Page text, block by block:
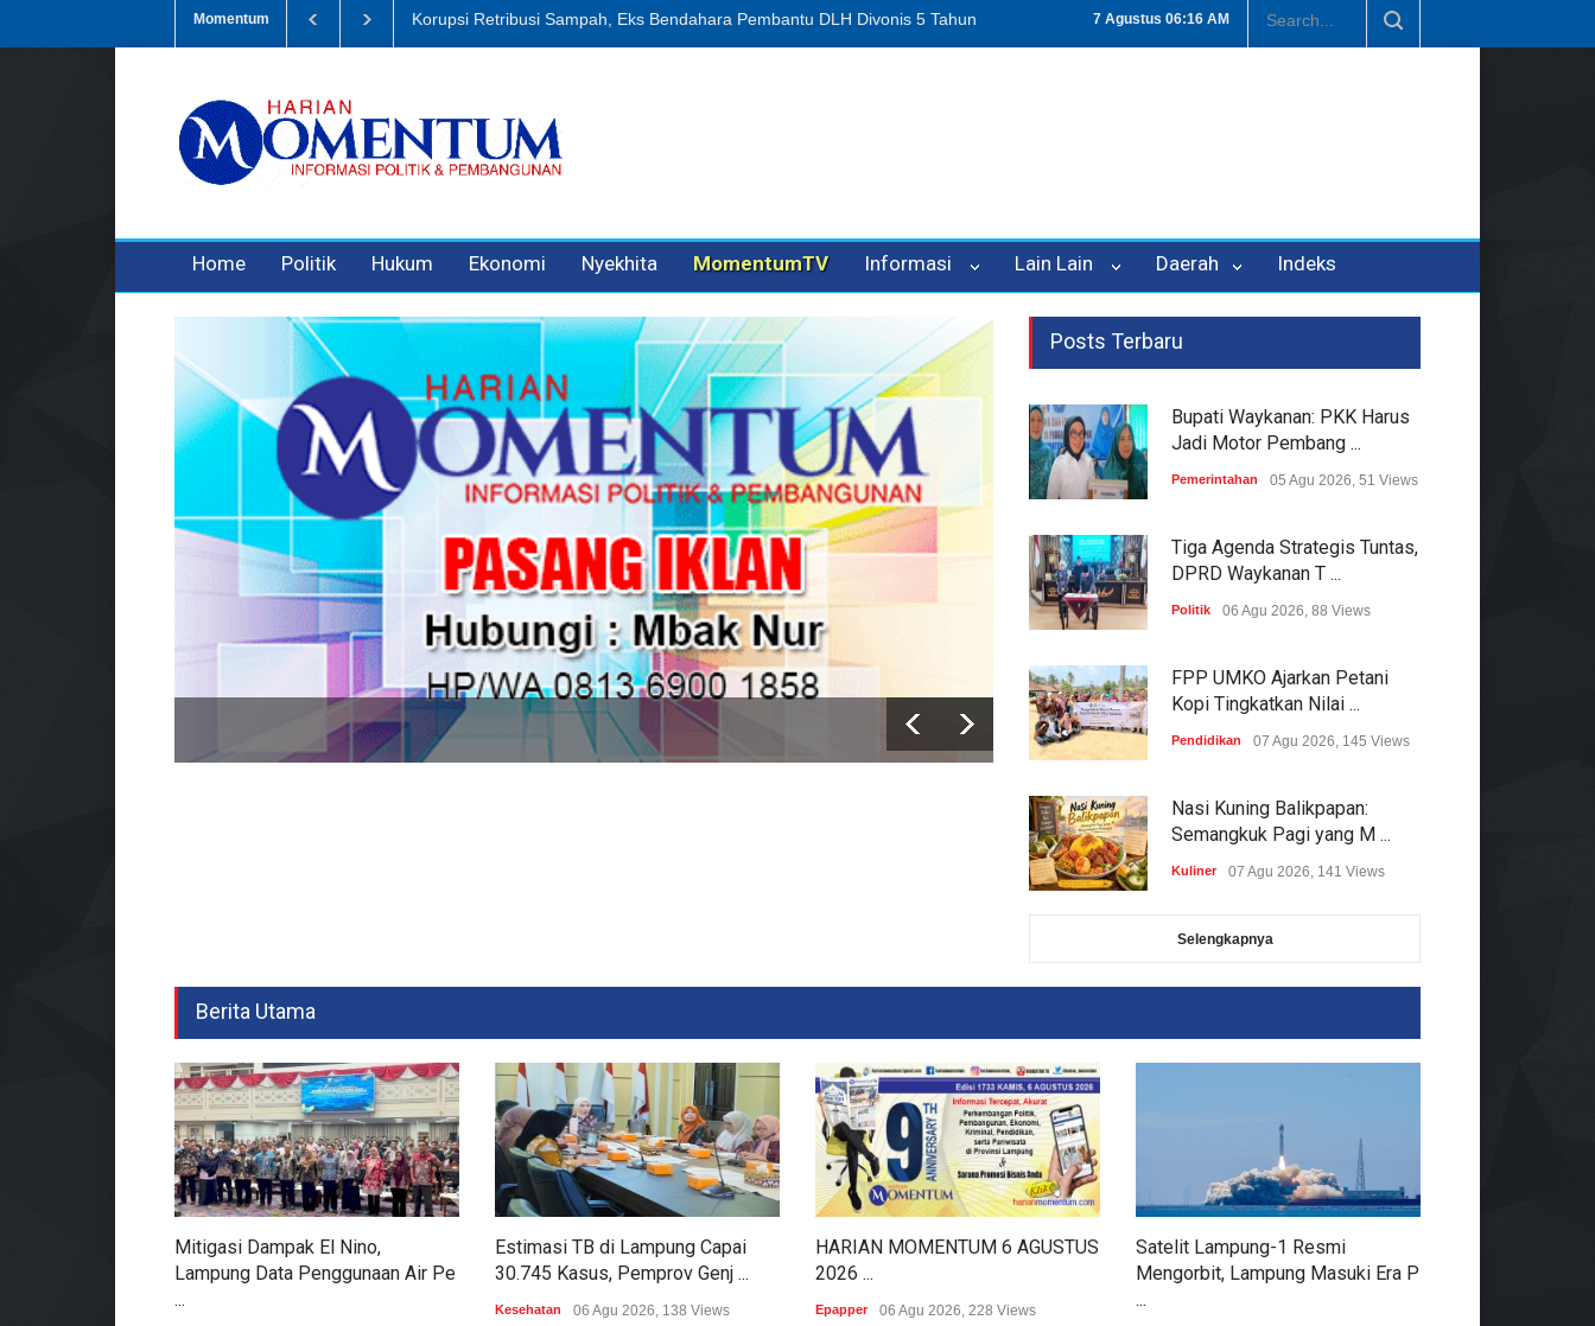
7 Agustus 06:16 AM
Momentum Dugaan Penipuan Oleh Oknum Kadis, Kuasa Hukum Pelapor Desak Polisi Tetapkan P-21 Tembus Rp1,6 Triliun, Nilai Investasi di Lamteng Tertinggi di
Home Politik Hukum Ekonomi Nyekhita MomentumTV Informasi Lain Lain Daerah Indeks
Posts Terbaru
Bupati Waykanan: PKK Harus
Jadi Motor Pembang ...
Pemerintahan 05 Agu 2026, 51 Views
Tiga Agenda Strategis Tuntas,
DPRD Waykanan T ...
Politik 06 Agu 2026, 88 Views
FPP UMKO Ajarkan Petani
Kopi Tingkatkan Nilai ...
Pendidikan 07 Agu 2026, 145 Views
Nasi Kuning Balikpapan:
Semangkuk Pagi yang M ...
Kuliner 07 Agu 2026, 141 Views
Pemkab Tubaba Percepat
Lampung Barat Bentuk Satgas
06 Agu 2026, 287 Views
Selengkapnya
Berita Utama
Mitigasi Dampak El Nino,
Lampung Data Penggunaan Air Pe
...
Estimasi TB di Lampung Capai
30.745 Kasus, Pemprov Genj ...
Kesehatan 06 Agu 2026, 138 Views
HARIAN MOMENTUM 6 AGUSTUS
2026 ...
Epapper 06 Agu 2026, 228 Views
Satelit Lampung-1 Resmi
Mengorbit, Lampung Masuki Era P
...